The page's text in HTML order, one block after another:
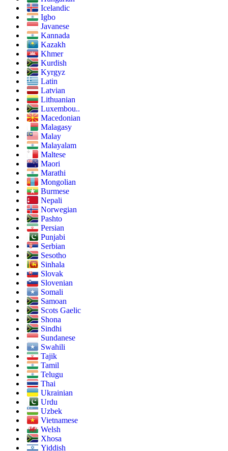
Icelandic
Igbo
Javanese
Kannada
Kazakh
Khmer
Kurdish
Kyrgyz
Latin
Latvian
Lithuanian
Luxembou..
Macedonian
Malagasy
Malay
Malayalam
Maltese
Maori
Marathi
Mongolian
Burmese
Nepali
Norwegian
Pashto
Persian
Punjabi
Serbian
Sesotho
Sinhala
Slovak
Slovenian
Somali
Samoan
Scots Gaelic
Shona
Sindhi
Sundanese
Swahili
Tajik
Tamil
Telugu
Thai
Ukrainian
Urdu
Uzbek
Vietnamese
Welsh
Xhosa
Yiddish